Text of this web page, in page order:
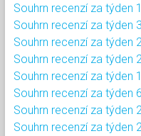
Souhrn recenzí za týden
Souhrn recenzí za týden
Souhrn recenzí za týden
Souhrn recenzí za týden
Souhrn recenzí za týden
Souhrn recenzí za týden
Souhrn recenzí za týden
Souhrn recenzí za týden